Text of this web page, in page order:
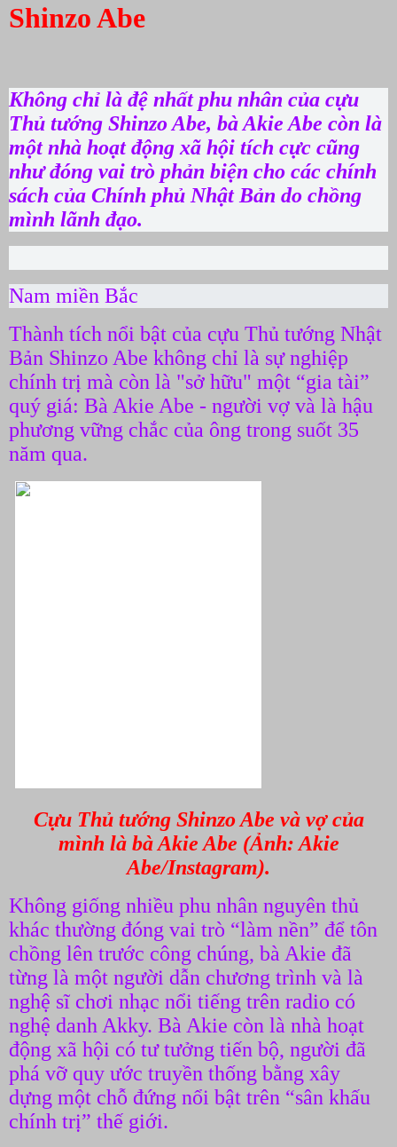
Shinzo Abe
Không chỉ là đệ nhất phu nhân của cựu
Thủ tướng Shinzo Abe, bà Akie Abe còn là
một nhà hoạt động xã hội tích cực cũng
như đóng vai trò phản biện cho các chính
sách của Chính phủ Nhật Bản do chồng
mình lãnh đạo.
Nam miền Bắc
Thành tích nổi bật của cựu Thủ tướng Nhật
Bản Shinzo Abe không chỉ là sự nghiệp
chính trị mà còn là "sở hữu" một “gia tài”
quý giá: Bà Akie Abe - người vợ và là hậu
phương vững chắc của ông trong suốt 35
năm qua.
Cựu Thủ tướng Shinzo Abe và vợ của
mình là bà Akie Abe (Ảnh: Akie
Abe/Instagram).
Không giống nhiều phu nhân nguyên thủ
khác thường đóng vai trò “làm nền” để tôn
chồng lên trước công chúng, bà Akie đã
từng là một người dẫn chương trình và là
nghệ sĩ chơi nhạc nổi tiếng trên radio có
nghệ danh Akky. Bà Akie còn là nhà hoạt
động xã hội có tư tưởng tiến bộ, người đã
phá vỡ quy ước truyền thống bằng xây
dựng một chỗ đứng nổi bật trên “sân khấu
chính trị” thế giới.